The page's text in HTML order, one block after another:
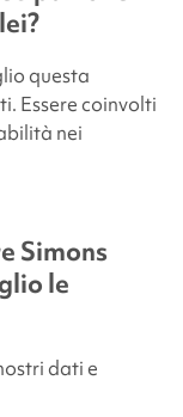
questa
Essere coinvolti
nei
Simons
le
dati e